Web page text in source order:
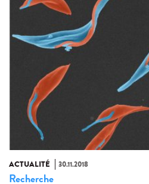
ACTUALITÉ 30.11.2018
Recherche